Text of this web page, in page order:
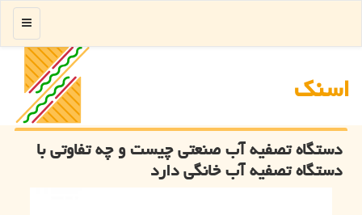
اسنك
منو
دستگاه تصفیه آب صنعتی چیست و چه تفاوتی با
دستگاه تصفیه آب خانگی دارد